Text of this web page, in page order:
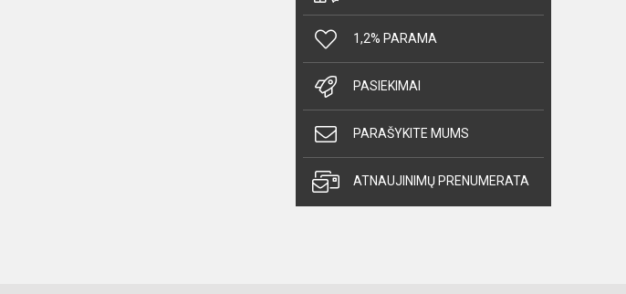
1,2% PARAMA
PASIEKIMAI
PARAŠYKITE MUMS
ATNAUJINIMŲ PRENUMERATA